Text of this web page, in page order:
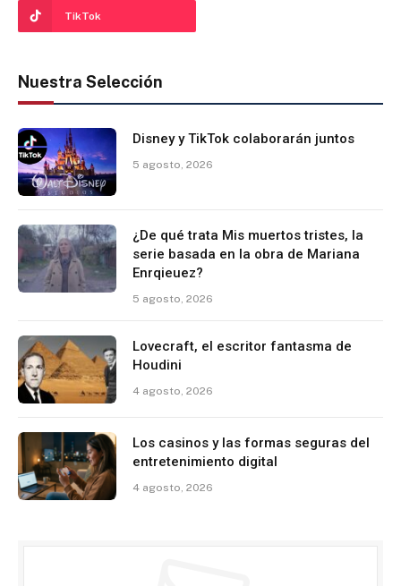
TikTok
Nuestra Selección
Disney y TikTok colaborarán juntos
5 agosto, 2026
¿De qué trata Mis muertos tristes, la
serie basada en la obra de Mariana
Enrqieuez?
5 agosto, 2026
Lovecraft, el escritor fantasma de
Houdini
4 agosto, 2026
Los casinos y las formas seguras del
entretenimiento digital
4 agosto, 2026